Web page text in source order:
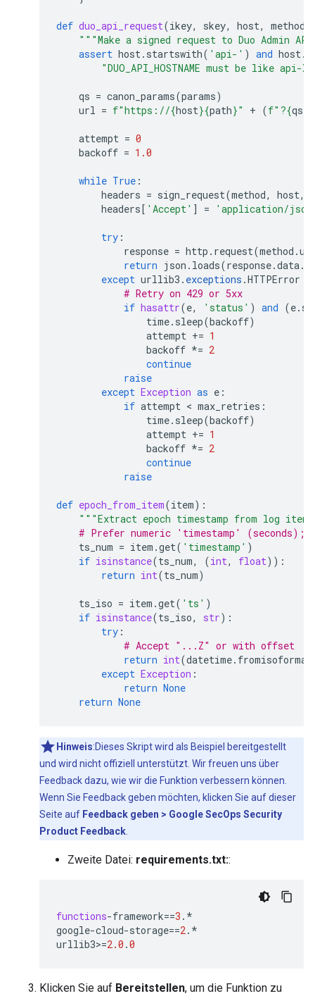
def duo_api_request(ikey, skey, host, method
"""Make a signed request to Duo Admin
assert host. startswith( 'api-' ) and host.
"DUO_API_HOSTNAME must be like api-
qs = canon_params(params)
url = f"https://{host}{path}" + (f"?{qs
attempt = 0
backoff = 1.0
while True :
headers = sign_request(method, host,
headers[ 'Accept' ] = 'application/
try :
response = http . request(method .
return json . loads(response.data.
except urllib3 . exceptions .HTTPError
# Retry on 429 or 5xx
if hasattr(e, 'status' ) and (e.
time. sleep(backoff)
attempt += 1
backoff *= 2
continue
raise
except Exception as e :
if attempt < max_retries :
time. sleep(backoff)
attempt += 1
backoff *= 2
continue
raise
def epoch_from_item(item):
"""Extract epoch timestamp from log
# Prefer numeric 'timestamp'
ts_num = item .get( 'timestamp' )
if isinstance(ts_num, (int, float)):
return int(ts_num)
ts_iso = item .get( 'ts' )
if isinstance(ts_iso, str):
try :
# Accept "...Z" or with offset
return int(datetime. fromisoformat
except Exception :
return None
return None
Hinweis:Dieses Skript wird als Beispiel bereitgestellt
und wird nicht offiziell unterstützt. Wir freuen uns über
Feedback dazu, wie wir die Funktion verbessern können.
Wenn Sie Feedback geben möchten, klicken Sie auf dieser
Seite auf Feedback geben > Google SecOps Security
Product Feedback
Zweite Datei: requirements.txt::
functions-framework==3 .*
google-cloud-storage==2.*
urllib3>=2.0 .0
Klicken Sie auf Bereitstellen, um die Funktion zu